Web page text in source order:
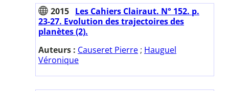
2015 Les Cahiers Clairaut. N° 152. p.
23-27. Evolution des trajectoires des
planètes (2).
Auteurs : Causeret Pierre ; Hauguel
Véronique